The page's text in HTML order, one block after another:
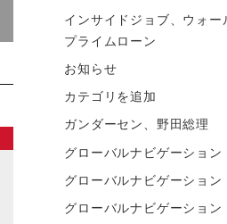
インサイドジョブ、ウォ
プライムローン
お知らせ
カテゴリを追加
ガンダーセン、野田総理
グローバルナビゲーション
グローバルナビゲーション
グローバルナビゲーション